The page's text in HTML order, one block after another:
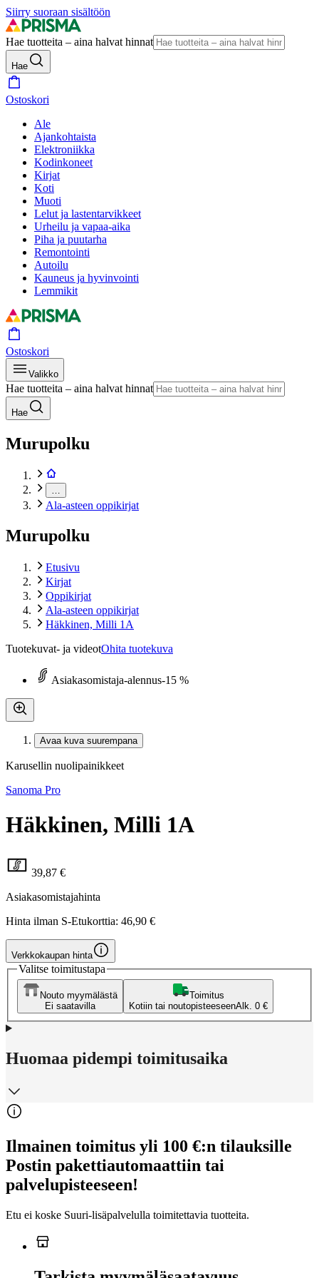
Siirry suoraan sisältöön
Hae tuotteita – aina halvat hinnat
Hae
Ostoskori
Ale
Ajankohtaista
Elektroniikka
Kodinkoneet
Kirjat
Koti
Muoti
Lelut ja lastentarvikkeet
Urheilu ja vapaa-aika
Piha ja puutarha
Remontointi
Autoilu
Kauneus ja hyvinvointi
Lemmikit
Ostoskori
Valikko
Hae tuotteita – aina halvat hinnat
Hae
Murupolku
Ala-asteen oppikirjat
Murupolku
Etusivu
Kirjat
Oppikirjat
Ala-asteen oppikirjat
Häkkinen, Milli 1A
Tuotekuvat- ja videotOhita tuotekuva
Asiakasomistaja-alennus-15 %
Avaa kuva suurempana
Karusellin nuolipainikkeet
Sanoma Pro
Häkkinen, Milli 1A
39,87 €
Asiakasomistajahinta
Hinta ilman S-Etukorttia: 46,90 €
Verkkokaupan hinta
Valitse toimitustapa
Nouto myymälästä
Ei saatavilla
Toimitus
Kotiin tai noutopisteeseenAlk. 0 €
Huomaa pidempi toimitusaika
Ilmainen toimitus yli 100 €:n tilauksille
Postin pakettiautomaattiin tai
palvelupisteeseen!
Etu ei koske Suuri‑lisäpalvelulla toimitettavia tuotteita.